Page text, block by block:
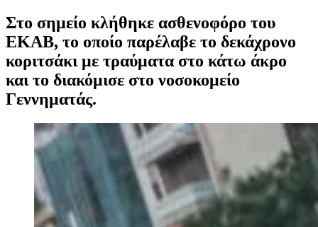
Στο σημείο κλήθηκε ασθενοφόρο του
ΕΚΑΒ, το οποίο παρέλαβε το δεκάχρονο
κοριτσάκι με τραύματα στο κάτω άκρο
και το διακόμισε στο νοσοκομείο
Γεννηματάς.